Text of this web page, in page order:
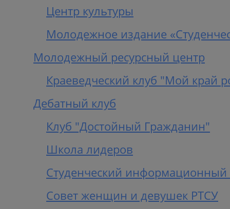
Центр культуры
Молодежное издание
Молодежный ресурсный центр
Краеведческий клуб "Мой край
Дебатный клуб
Клуб "Достойный Гражданин"
Школа лидеров
Студенческий информационный
Совет женщин и девушек РТСУ